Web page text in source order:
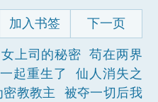
加入书签 下一页
女上司的秘密
苟在两界
起重生了
仙人消失之
教教主
被夺一切后我